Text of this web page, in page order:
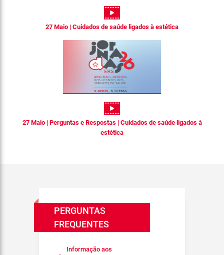
27 Maio | Cuidados de saúde ligados à estética
27 Maio | Perguntas e Respostas | Cuidados de saúde ligados à
estética
PERGUNTAS
FREQUENTES
Informação aos